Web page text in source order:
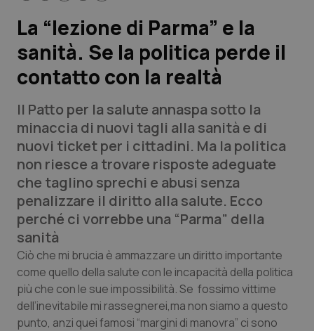
Lavoro e Professioni
Scienza e Farmaci
Studi e Analisi
Lettere al direttore
Edizioni Regionali
QS Pro
Professionisti Sanitari.AI
Abruzzo
Basilicata
QS Pro Gold
Artrite & artrosi
QS Club Newsletter
La “lezione di Parma” e la
sanità. Se la politica perde il
contatto con la realtà
Il Patto per la salute annaspa sotto la
minaccia di nuovi tagli alla sanità e di
nuovi ticket per i cittadini. Ma la politica
non riesce a trovare risposte adeguate
che taglino sprechi e abusi senza
penalizzare il diritto alla salute. Ecco
perché ci vorrebbe una “Parma” della
sanità
Ciò che mi brucia è ammazzare un diritto importante
come quello della salute con le incapacità della politica
più che con le sue impossibilità. Se fossimo vittime
dell’inevitabile mi rassegnerei,ma non siamo a questo
punto, anzi quei famosi “margini di manovra” ci sono